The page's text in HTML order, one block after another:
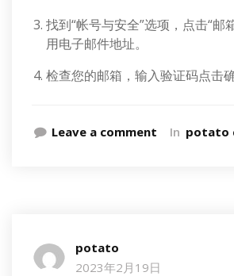
找到“帐号与安全”选项，点击“邮
用电子邮件地址。
检查您的邮箱，输入验证码点击
Leave a comment In potato
potato
2023年2月19日